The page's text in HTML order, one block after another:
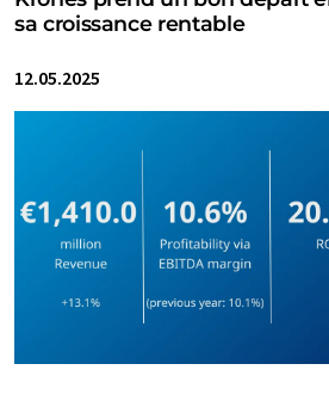
sa croissance rentable
12.05.2025